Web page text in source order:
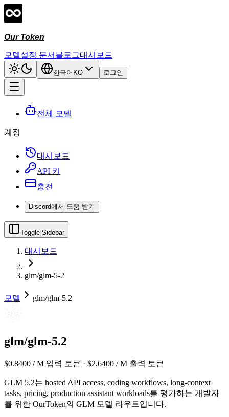
Our Token
모델설정 문서 블로그대시보드
한국어 KO 로그인
전체 모델
계정
대시보드
API 키
충전
Discord에서 도움 받기
Toggle Sidebar
대시보드
glm/glm-5-2
모델 glm/glm-5.2
glm/glm-5.2
$0.8400 / M 입력 토큰 · $2.6400 / M 출력 토큰
GLM 5.2는 hosted API access, coding workflows, long-context
tasks, pricing, production assistant workloads를 평가하는 개발자
를 위한 OurToken의 GLM 모델 라우트입니다.